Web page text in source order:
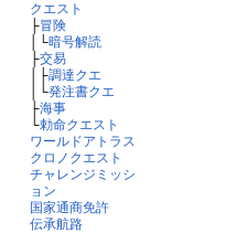
クエスト
├冒険
│└暗号解読
├交易
│├調達クエ
│└発注書クエ
├海事
└勅命クエスト
ワールドアトラス
クロノクエスト
チャレンジミッシ
ョン
国家通商免許
伝承航路